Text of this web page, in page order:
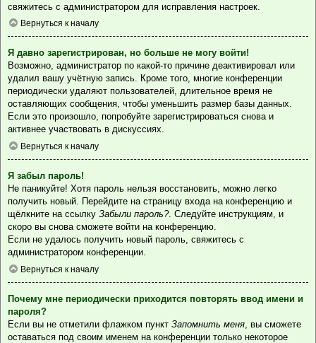
свяжитесь с администратором для исправления настроек.
Вернуться к началу
Я давно зарегистрирован, но больше не могу войти!
Возможно, администратор по какой-то причине деактивировал или
удалил вашу учётную запись. Кроме того, многие конференции
периодически удаляют пользователей, длительное время не
оставляющих сообщения, чтобы уменьшить размер базы данных.
Если это произошло, попробуйте зарегистрироваться снова и
активнее участвовать в дискуссиях.
Вернуться к началу
Я забыл пароль!
Не паникуйте! Хотя пароль нельзя восстановить, можно легко
получить новый. Перейдите на страницу входа на конференцию и
щёлкните на ссылку Забыли пароль?. Следуйте инструкциям, и
скоро вы снова сможете войти на конференцию.
Если не удалось получить новый пароль, свяжитесь с
администратором конференции.
Вернуться к началу
Почему мне периодически приходится повторять ввод имени и
пароля?
Если вы не отметили флажком пункт Запомнить меня , вы сможете
оставаться под своим именем на конференции только некоторое